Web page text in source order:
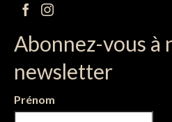
Abonnez-vous à
newsletter
Prénom